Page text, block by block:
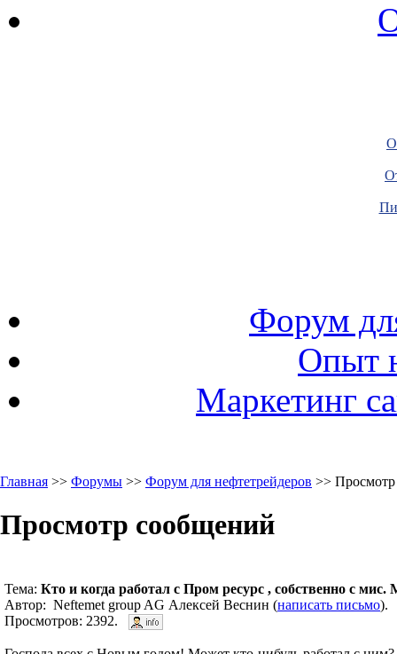
Форум
Опыт
Маркетинг
Главная >> Форумы >> Форум для нефтетрейдеров >>
Просмотр сообщений
Тема: Кто и когда работал с Пром ресурс , собственно с
Автор: Neftemet group AG Алексей Веснин (написать письмо).
Просмотров: 2392.